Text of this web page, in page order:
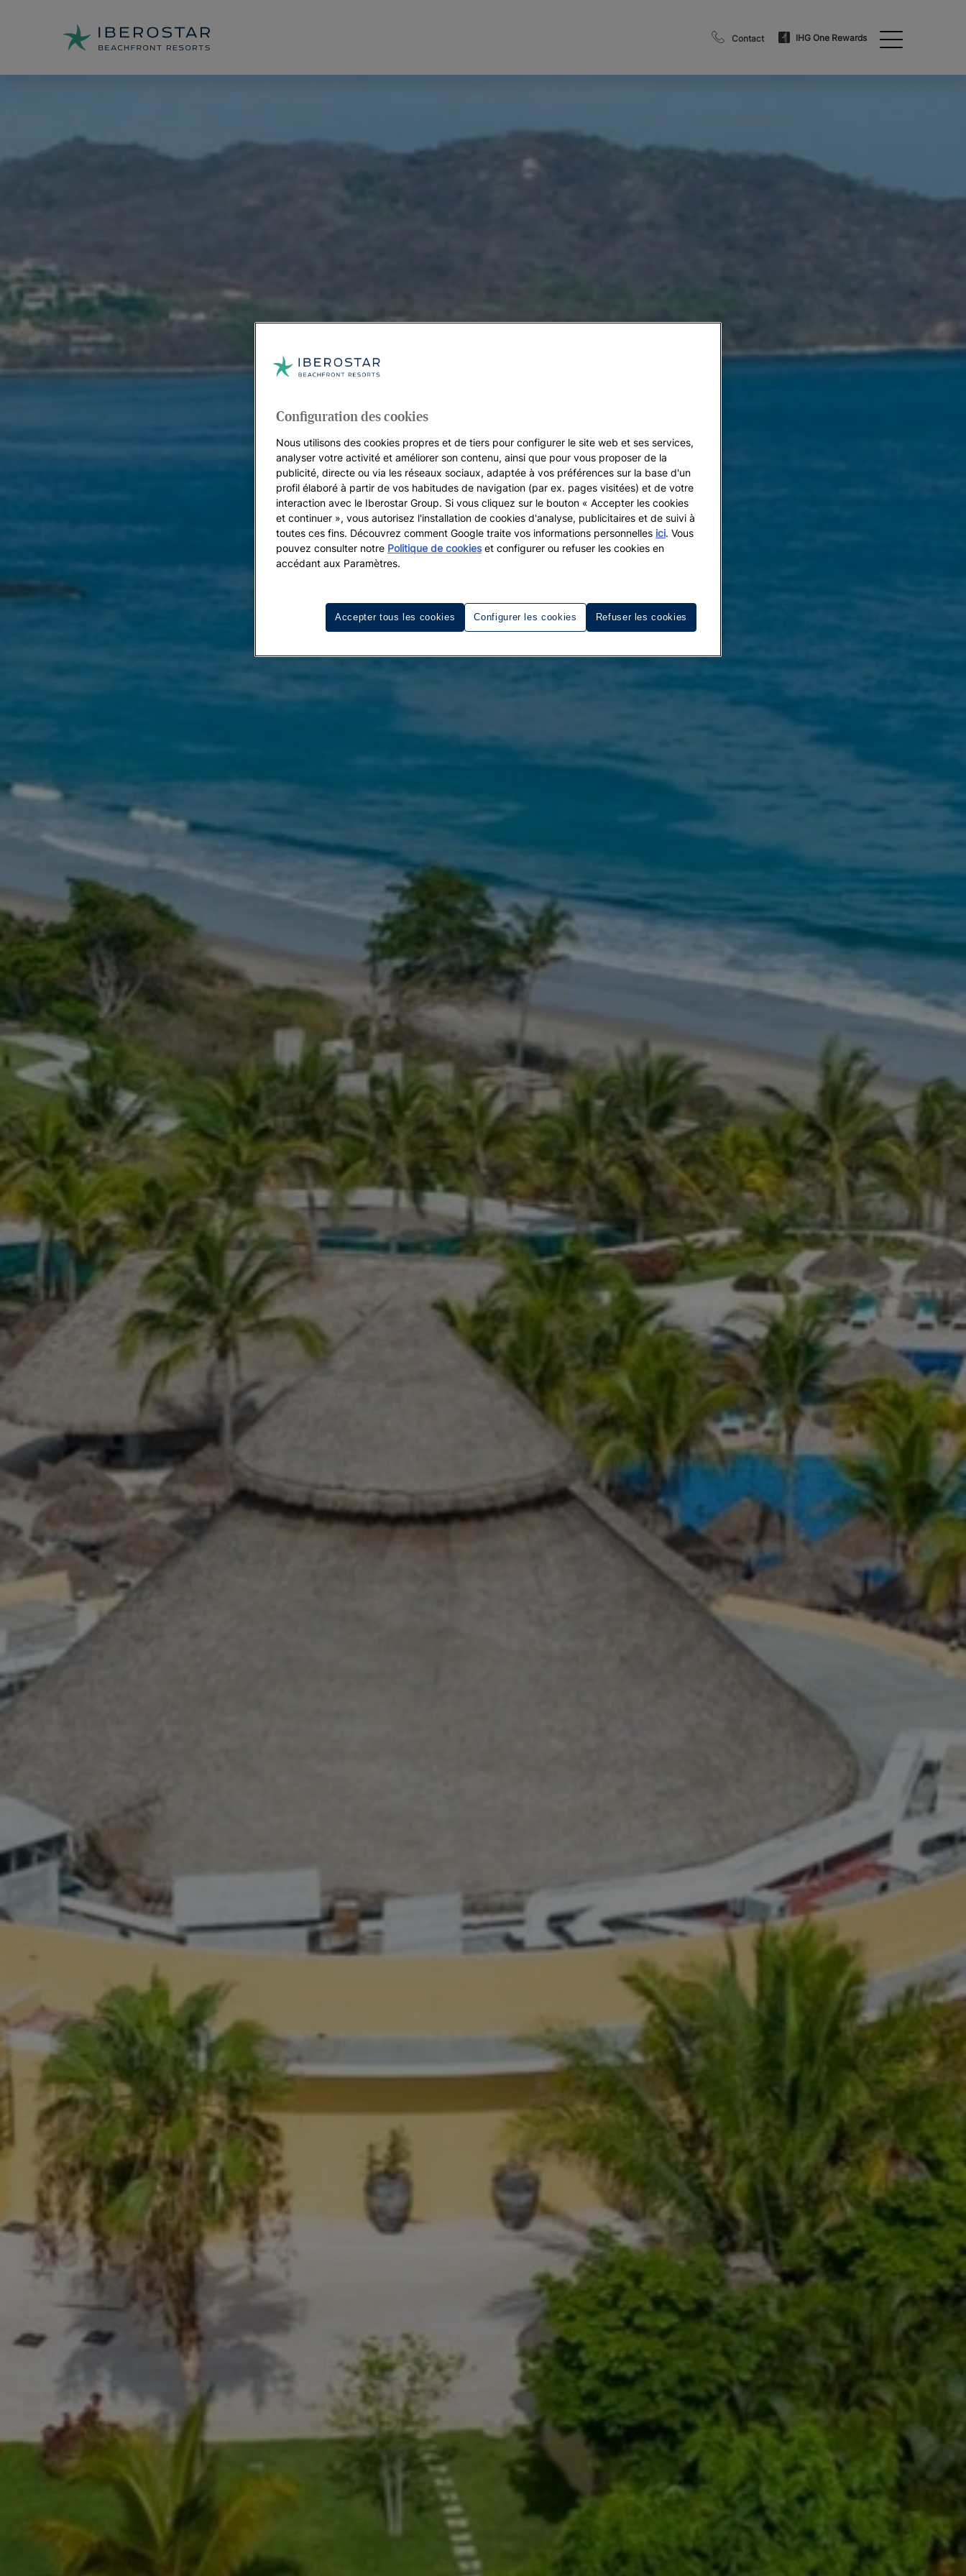
Contact IHG One Rewards
Configuration des cookies
Nous utilisons des cookies propres et de tiers pour configurer le site web et ses services,
analyser votre activité et améliorer son contenu, ainsi que pour vous proposer de la
publicité, directe ou via les réseaux sociaux, adaptée à vos préférences sur la base d'un
profil élaboré à partir de vos habitudes de navigation (par ex. pages visitées) et de votre
interaction avec le Iberostar Group. Si vous cliquez sur le bouton « Accepter les cookies
et continuer », vous autorisez l'installation de cookies d'analyse, publicitaires et de suivi à
toutes ces fins. Découvrez comment Google traite vos informations personnelles ici. Vous
pouvez consulter notre Politique de cookieset configurer ou refuser les cookies en
accédant aux Paramètres.
Configurer les cookies Refuser les cookies
Accepter tous les cookies